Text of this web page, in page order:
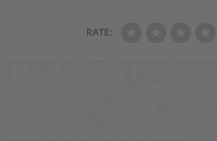
RATE: